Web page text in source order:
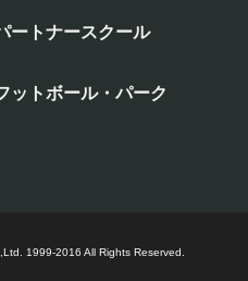
ートナースクール
ットボール・パーク
1999-2016 All Rights Reserved.